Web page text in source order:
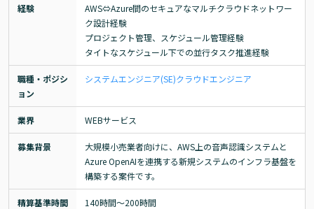
経験
AWS⇔Azure間のセキュアなマルチクラウドネットワー
ク設計経験
プロジェクト管理、スケジュール管理経験
タイトなスケジュール下での並行タスク推進経験
職種・ポジシ
ョン
システムエンジニア(SE)クラウドエンジニア
業界 WEBサービス
募集背景
大規模小売業者向けに、AWS上の音声認識システムと
Azure OpenAIを連携する新規システムのインフラ基盤を
構築する案件です。
精算基準時間 140時間〜200時間